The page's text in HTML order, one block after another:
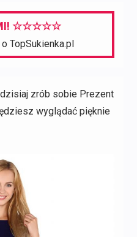
☆☆☆☆☆
TopSukienka.pl
zrób sobie Prezent
wyglądać pięknie